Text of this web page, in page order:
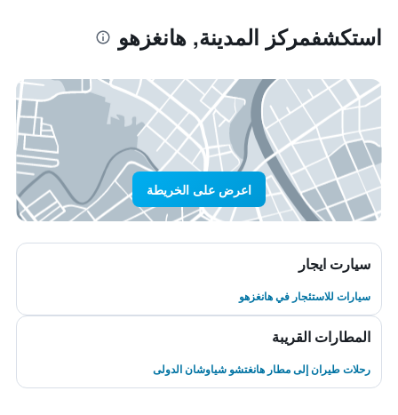
استكشفمركز المدينة, هانغزهو
اعرض على الخريطة
سيارت ايجار
سيارات للاستئجار في هانغزهو
المطارات القريبة
رحلات طيران إلى مطار هانغتشو شياوشان الدولى